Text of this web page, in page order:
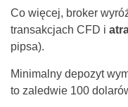
Co więcej, broker
transakcjach CFD i
pipsa).
Minimalny depozyt
to zaledwie 100